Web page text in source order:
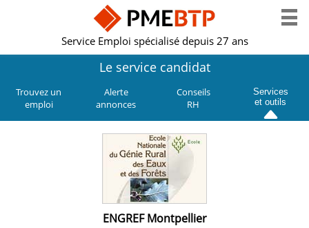
Service Emploi spécialisé depuis 27 ans
Le service candidat
Trouvez un
emploi
Alerte
annonces
Conseils
RH
Services
et outils
ENGREF Montpellier